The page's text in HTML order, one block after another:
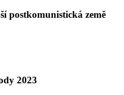
postkomunistická země
2023